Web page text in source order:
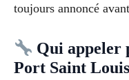
toujours annoncé
Qui appeler
Port Saint